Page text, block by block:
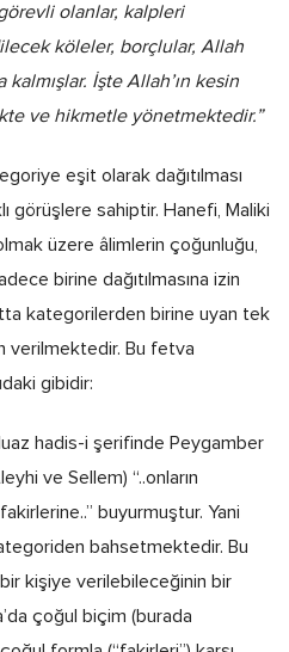
olanlar, kalpleri
köleler, borçlular, Allah
İşte Allah’ın kesin
ve hikmetle yönetmektedir.”
eşit olarak dağıtılması
görüşlere sahiptir. Hanefi, Maliki
üzere âlimlerin çoğunluğu,
birine dağıtılmasına izin
kategorilerden birine uyan tek
verilmektedir. Bu fetva
gibidir:
hadis-i şerifinde Peygamber
ve Sellem) “..onların
buyurmuştur. Yani
bahsetmektedir. Bu
bir kişiye verilebileceğinin bir
çoğul biçim (burada